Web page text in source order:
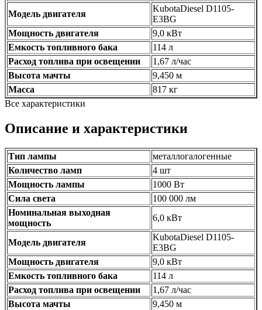
Модель двигателя
KubotaDiesel D1105-
E3BG
Мощность двигателя
9,0 кВт
Емкость топливного бака
114 л
Расход топлива при освещении
1,67 л/час
Высота мачты
9,450 м
Масса
817 кг
Все характеристики
Описание и характеристики
Тип лампы
металлогалогенные
Количество ламп
4 шт
Мощность лампы
1000 Вт
Сила света
100 000 лм
Номинальная выходная
мощность
6,0 кВт
Модель двигателя
KubotaDiesel D1105-
E3BG
Мощность двигателя
9,0 кВт
Емкость топливного бака
114 л
Расход топлива при освещении
1,67 л/час
Высота мачты
9,450 м